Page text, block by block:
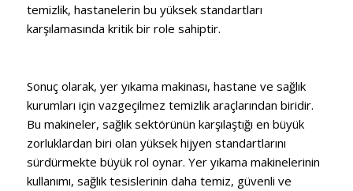
temizlik, hastanelerin bu yüksek standartları
karşılamasında kritik bir role sahiptir.
Sonuç olarak, yer yıkama makinası, hastane ve sağlık
kurumları için vazgeçilmez temizlik araçlarından biridir.
Bu makineler, sağlık sektörünün karşılaştığı en büyük
zorluklardan biri olan yüksek hijyen standartlarını
sürdürmekte büyük rol oynar. Yer yıkama makinelerinin
kullanımı, sağlık tesislerinin daha temiz, güvenli ve